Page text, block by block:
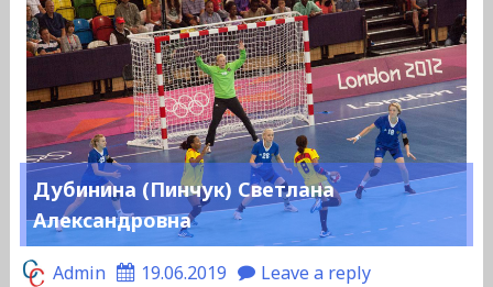
Дубинина (Пинчук) Светлана
Александровна
Admin 19.06.2019 Leave a reply